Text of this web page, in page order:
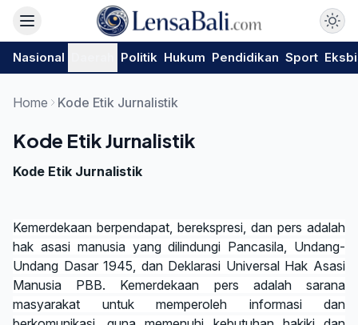
Nasional Politik Hukum Pendidikan Sport
Home Kode Etik Jurnalistik
Kode Etik Jurnalistik
Kode Etik Jurnalistik
Kemerdekaan berpendapat, berekspresi, dan pers adalah
hak asasi manusia yang dilindungi Pancasila, Undang-
Undang Dasar 1945, dan Deklarasi Universal Hak Asasi
Manusia PBB. Kemerdekaan pers adalah sarana
masyarakat untuk memperoleh informasi dan